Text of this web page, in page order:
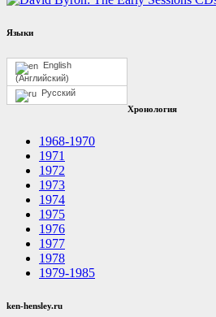
Языки
English
(Английский)
Русский
Хронология
1968-1970
1971
1972
1973
1974
1975
1976
1977
1978
1979-1985
ken-hensley.ru